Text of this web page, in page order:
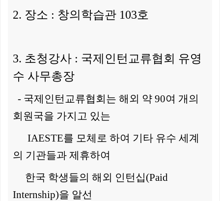
2. 장소 : 창의학습관 103호
3. 초청강사 : 국제인턴교류협회 유영
수 사무총장
- 국제인턴교류협회는 해외 약 90여 개의
회원국을 가지고 있는
IAESTE를 모체로 하여 기타 유수 세계
의 기관들과 제휴하여
한국 학생들의 해외 인턴십(Paid
Internship)을 알선